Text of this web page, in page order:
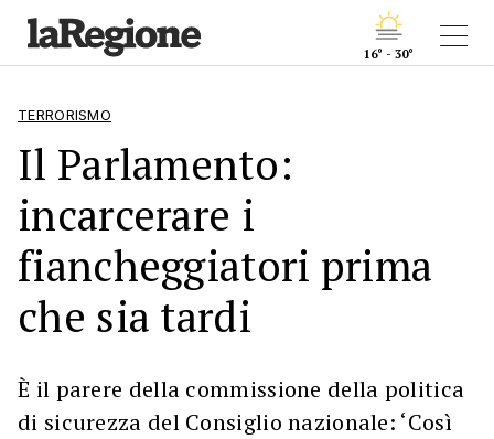
16° - 30°
TERRORISMO
Il Parlamento:
incarcerare i
fiancheggiatori prima
che sia tardi
È il parere della commissione della politica
di sicurezza del Consiglio nazionale: ‘Così